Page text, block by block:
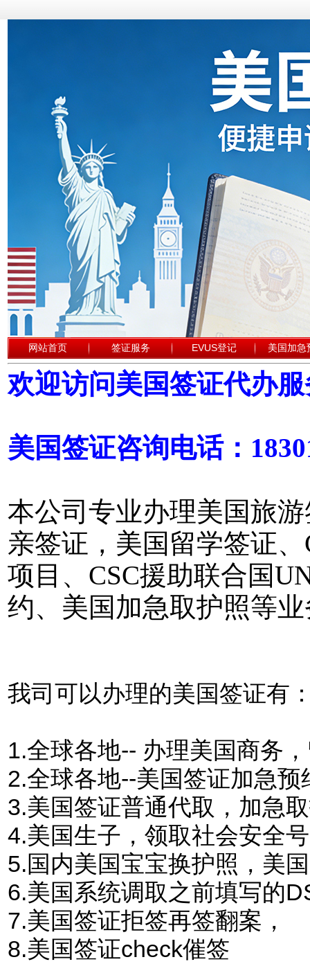
网站首页 签证服务 EVUS登记 美国加急
欢迎访问美国签证代办
美国签证咨询电话：
本公司专业办理美国旅
亲签证，美国留学签证
项目、CSC援助联合国
约、美国加急取护照等
我司可以办理的美国签证有
1.全球各地-- 办理美国商务
2.全球各地--美国签证加急预
3.美国签证普通代取，加急
4.美国生子，领取社会安全
5.国内美国宝宝换护照，美
6.美国系统调取之前填写的
7.美国签证拒签再签翻案，
8.美国签证check催签